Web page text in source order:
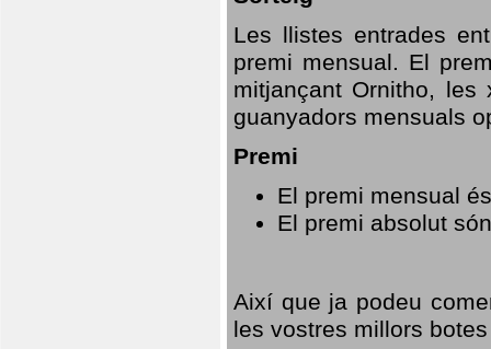
Les llistes entrades
premi mensual. El
mitjançant Ornitho,
guanyadors mensuals
Premi
El premi mensual
El premi absolut
Així que ja podeu
les vostres millors